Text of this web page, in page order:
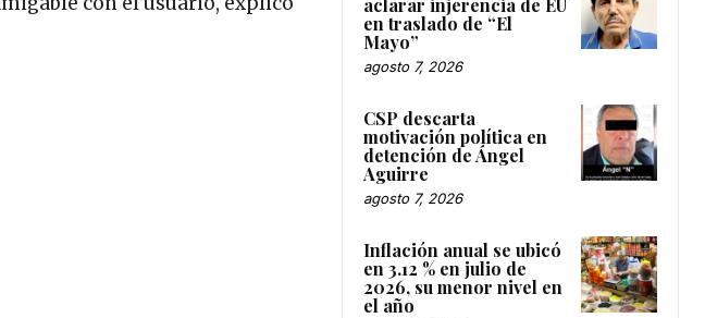
aclarar injerencia de EU
en traslado de “El
Mayo”
agosto 7, 2026
CSP descarta
motivación política en
detención de Ángel
Aguirre
agosto 7, 2026
Inflación anual se ubicó
en 3.12 % en julio de
2026, su menor nivel en
el año